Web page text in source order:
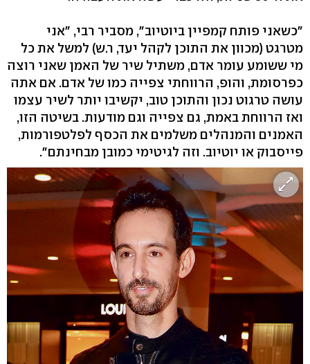
"כשאני פותח קמפיין ביוטיוב", מסביר רבי, "אני
מטרגט (מכוון את התוכן לקהל יעד, ר.ש) למשל את כל
מי ששומע עומר אדם, משתיל שיר של האמן שאני רוצה
כפרסומת, והופ, הרווחתי צפייה כמו של אדם. אם אתה
עושה טרגוט נכון והתוכן טוב, יקשיבו יותר לשיר עצמו
ואז הרווחת באמת, גם צפייה וגם מודעות. בשיטה הזו,
האמנים והמנהלים משלמים את הכסף לפלטפורמות,
פייסבוק או יוטיוב. וזה לגיטימי כמובן מבחינתם".